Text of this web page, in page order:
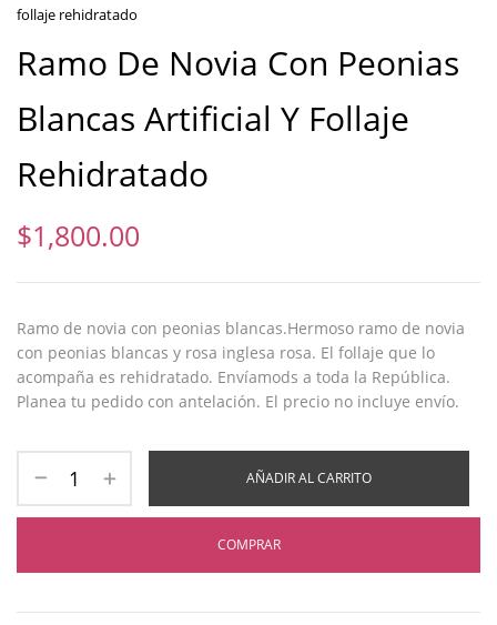
follaje rehidratado
Ramo De Novia Con Peonias
Blancas Artificial Y Follaje
Rehidratado
$1,800.00
Ramo de novia con peonias blancas.Hermoso ramo de novia
con peonias blancas y rosa inglesa rosa. El follaje que lo
acompaña es rehidratado. Envíamods a toda la República.
Planea tu pedido con antelación. El precio no incluye envío.
AÑADIR AL CARRITO
COMPRAR